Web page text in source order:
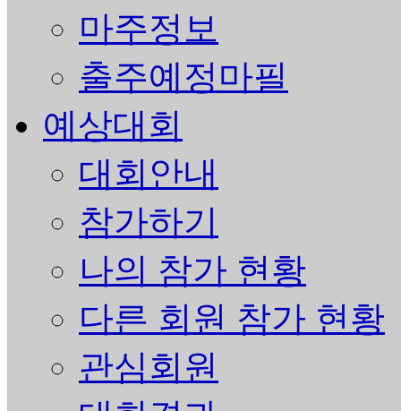
마주정보
출주예정마필
예상대회
대회안내
참가하기
나의 참가 현황
다른 회원 참가 현황
관심회원